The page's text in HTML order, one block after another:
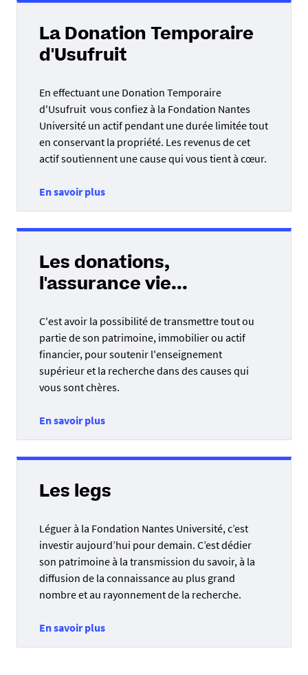
La Donation Temporaire
d'Usufruit
En effectuant une Donation Temporaire
d'Usufruit vous confiez à la Fondation Nantes
Université un actif pendant une durée limitée tout
en conservant la propriété. Les revenus de cet
actif soutiennent une cause qui vous tient à cœur.
En savoir plus
Les donations,
l'assurance vie...
C'est avoir la possibilité de transmettre tout ou
partie de son patrimoine, immobilier ou actif
financier, pour soutenir l'enseignement
supérieur et la recherche dans des causes qui
vous sont chères.
En savoir plus
Les legs
Léguer à la Fondation Nantes Université, c’est
investir aujourd’hui pour demain. C’est dédier
son patrimoine à la transmission du savoir, à la
diffusion de la connaissance au plus grand
nombre et au rayonnement de la recherche.
En savoir plus